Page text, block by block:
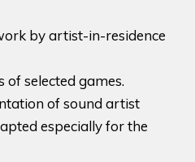
by artist-in-residence
of selected games.
of sound artist
especially for the